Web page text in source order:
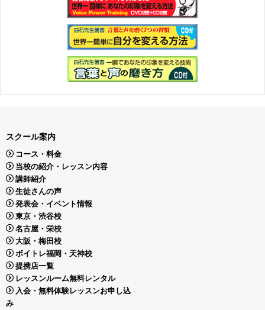
スクール案内
コース・料金
当校の紹介・レッスン内容
講師紹介
生徒さんの声
発表会・イベント情報
東京・渋谷校
名古屋・栄校
大阪・梅田校
ボイトレ福岡・天神校
提携店一覧
レッスンルーム無料レンタル
入会・無料体験レッスンお申し込
み